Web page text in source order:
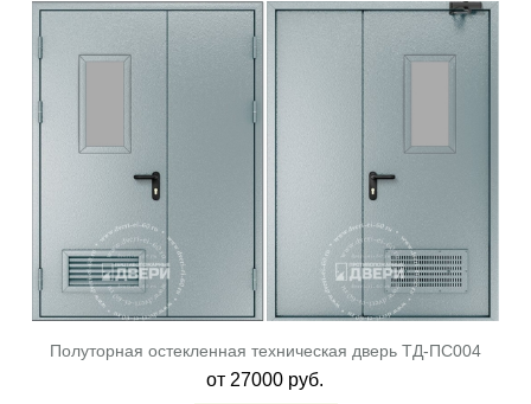
Полуторная остекленная техническая дверь ТД-ПС004
от 27000 руб.